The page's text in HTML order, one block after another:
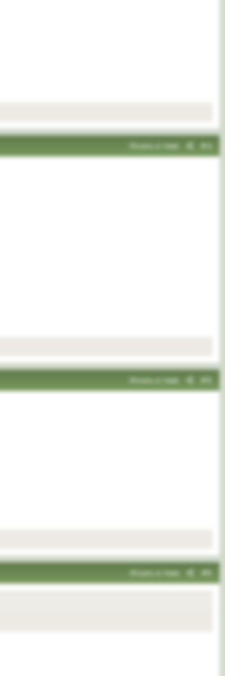
Искать в теме #4
Искать в теме #5
Искать в теме #6